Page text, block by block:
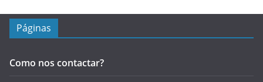
Páginas
Como nos contactar?